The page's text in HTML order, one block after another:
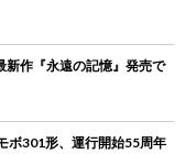
作『永遠の記憶』発売で
ボ301形、運行開始55周年